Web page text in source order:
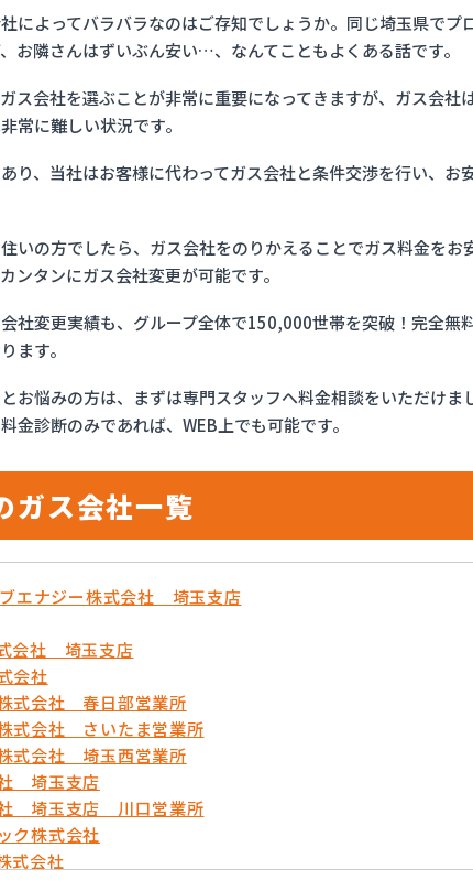
によってバラバラなのはご存知でしょうか。同じ埼玉県で
お隣さんはずいぶん安い…、なんてこともよくある話です。
ス会社を選ぶことが非常に重要になってきますが、ガス会
常に難しい状況です。
り、当社はお客様に代わってガス会社と条件交渉を行い、
いの方でしたら、ガス会社をのりかえることでガス料金を
ンタンにガス会社変更が可能です。
社変更実績も、グループ全体で150,000世帯を突破！完全無
ます。
お悩みの方は、まずは専門スタッフへ料金相談をいただけ
金診断のみであれば、WEB上でも可能です。
ガス会社一覧
ブエナジー株式会社 埼玉支店
会社 埼玉支店
会社
式会社 春日部営業所
式会社 さいたま営業所
式会社 埼玉西営業所
埼玉支店
社 埼玉支店 川口営業所
ク株式会社
式会社